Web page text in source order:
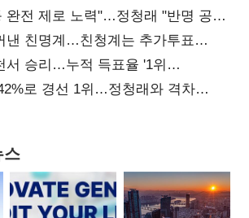
완전 제로 노력"…정청래 "반명 공세
낸 친명계…친청계는 추가투표
서 승리…누적 득표율 '1위
로 경선 1위…정청래와 격차